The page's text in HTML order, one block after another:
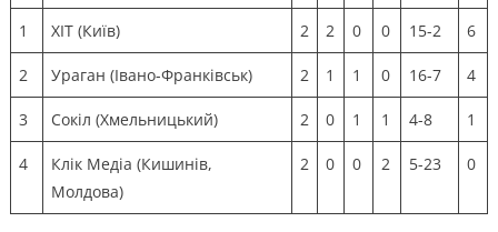
1 ХІТ (Київ) 2 2 0 0 15-2 6
2 Ураган (Івано-Франківськ) 2 1 1 0 16-7 4
3 Сокіл (Хмельницький) 2 0 1 1 4-8 1
4
Клік Медіа (Кишинів,
Молдова)
2 0 0 2 5-23 0